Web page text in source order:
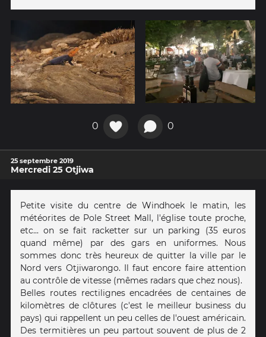
0 0
25 septembre 2019
Mercredi 25 Otjiwa
Petite visite du centre de Windhoek le matin, les
météorites de Pole Street Mall, l'église toute proche,
etc... on se fait racketter sur un parking (35 euros
quand même) par des gars en uniformes. Nous
sommes donc très heureux de quitter la ville par le
Nord vers Otjiwarongo. Il faut encore faire attention
au contrôle de vitesse (mêmes radars que chez nous).
Belles routes rectilignes encadrées de centaines de
kilomètres de clôtures (c'est le meilleur business du
pays) qui rappellent un peu celles de l'ouest américain.
Des termitières un peu partout souvent de plus de 2